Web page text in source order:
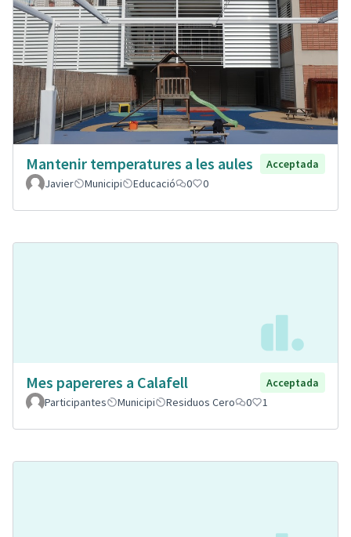
Mantenir temperatures a les aules
Acceptada
Javier
Municipi Educació 0 0
Mes papereres a Calafell
Acceptada
Participantes
Municipi Residuos Cero 0 1